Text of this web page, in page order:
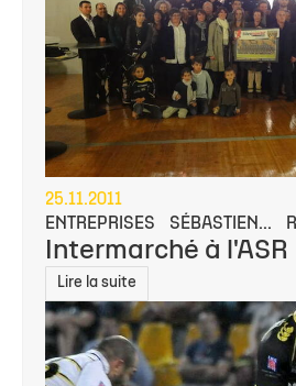
25.11.2011
ENTREPRISES
SÉBASTIEN...
Intermarché à l'ASR
Lire la suite